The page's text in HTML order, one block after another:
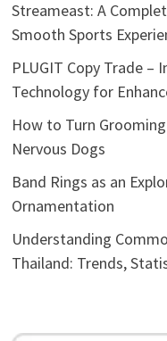
Streameast: A
Smooth Sports
PLUGIT Copy Trade –
Technology for
How to Turn
Nervous Dogs
Band Rings as an
Ornamentation
Understanding
Thailand: Trends,